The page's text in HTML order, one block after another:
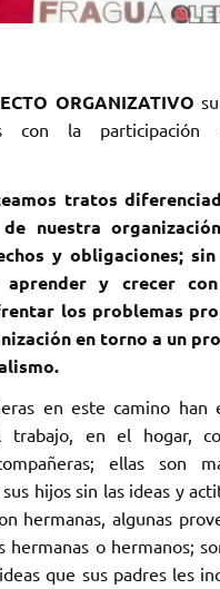
ORGANIZATIVO
con la participación
tratos
nuestra
y obligaciones;
y crecer con
los problemas
en torno a un
en este camino han
trabajo, en el hogar,
ellas son
hijos sin las ideas y
hermanas, algunas
hermanas o hermanos;
que sus padres les